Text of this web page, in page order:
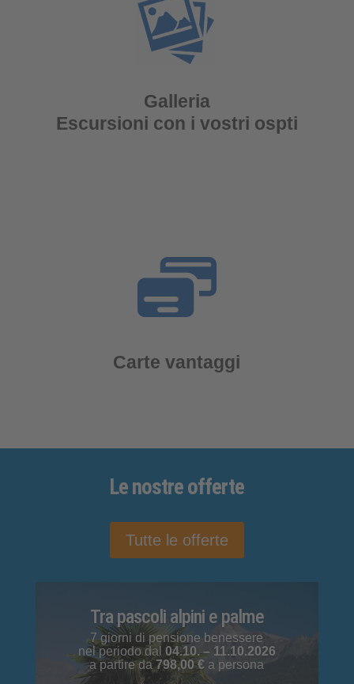
Galleria
Escursioni con i vostri ospti
Carte vantaggi
Le nostreofferte
Tutte le offerte
Tra pascoli alpini e palme
7 giorni di pensione benessere
nel periodo dal 04.10. – 11.10.2026
a partire da798,00 € a persona